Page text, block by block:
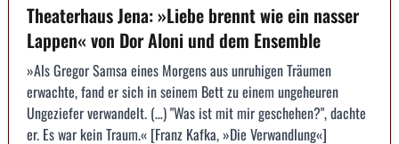
Theaterhaus Jena: »Liebe brennt wie ein nasser
Lappen« von Dor Aloni und dem Ensemble
»Als Gregor Samsa eines Morgens aus unruhigen Träumen
erwachte, fand er sich in seinem Bett zu einem ungeheuren
Ungeziefer verwandelt. (…) "Was ist mit mir geschehen?", dachte
er. Es war kein Traum.« [Franz Kafka, »Die Verwandlung«]